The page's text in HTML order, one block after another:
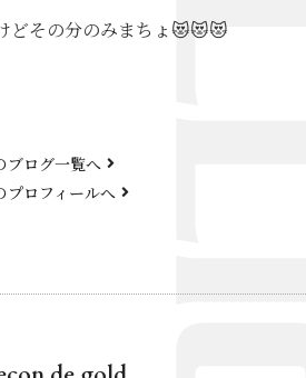
どその分のみまちょ😻😻😻
ブログ一覧へ
プロフィールへ